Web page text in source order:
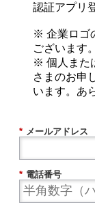
認証アプリ
※ 企業ロゴ
ございます。
※ 個人また
さまのお申
います。あ
* メールアドレス
* 電話番号